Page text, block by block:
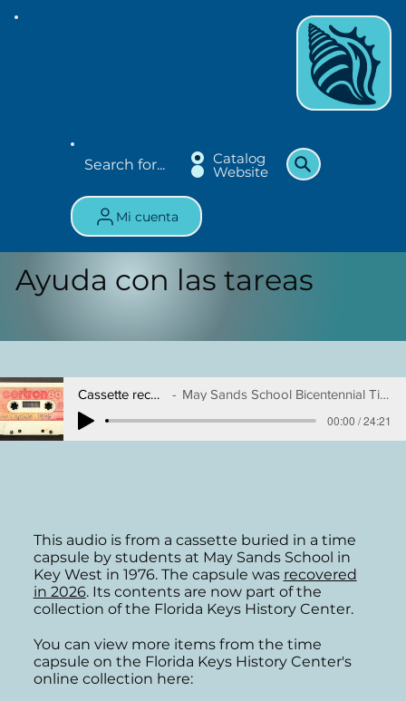
Catalog
Website
Mi cuenta
Ayuda con las tareas
Cassette recording
May Sands School Bicentennial Time Capsule
00:00 / 24:21
This audio is from a cassette buried in a time
capsule by students at May Sands School in
Key West in 1976. The capsule was recovered
in 2026. Its contents are now part of the
collection of the Florida Keys History Center.
You can view more items from the time
capsule on the Florida Keys History Center's
online collection here: